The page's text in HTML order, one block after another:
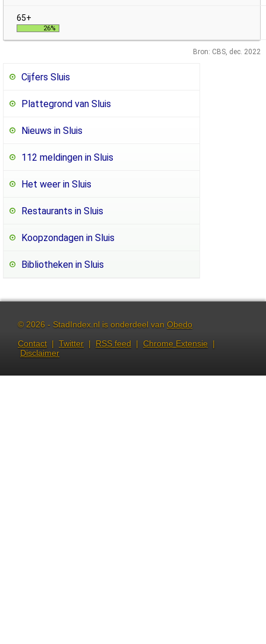
26%
Bron: CBS, dec. 2022
Cijfers Sluis
Plattegrond van Sluis
Nieuws in Sluis
112 meldingen in Sluis
Het weer in Sluis
Restaurants in Sluis
Koopzondagen in Sluis
Bibliotheken in Sluis
© 2026 - StadIndex.nl is onderdeel van Obedo
Contact | Twitter | RSS feed | Chrome Extensie |
Disclaimer